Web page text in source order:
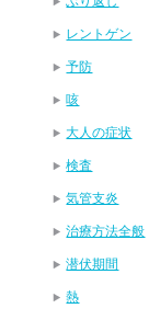
レントゲン
予防
咳
大人の症状
検査
気管支炎
治療方法全般
潜伏期間
熱